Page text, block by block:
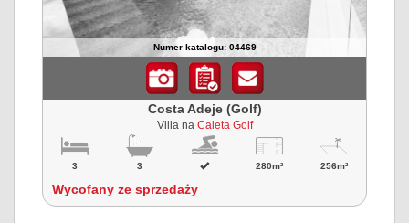
Numer katalogu: 04469
Costa Adeje (Golf)
Villa na Caleta Golf
3 3 280m² 256m²
Wycofany ze sprzedaży